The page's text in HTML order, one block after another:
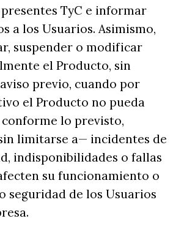
TyC e informar
a los Usuarios. Asimismo,
suspender o modificar
el Producto, sin
previo, cuando por
el Producto no pueda
lo previsto,
limitarse a— incidentes de
indisponibilidades o fallas
su funcionamiento o
seguridad de los Usuarios